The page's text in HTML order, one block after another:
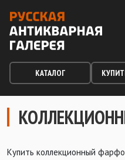
КАТАЛОГ
Купить коллекционный